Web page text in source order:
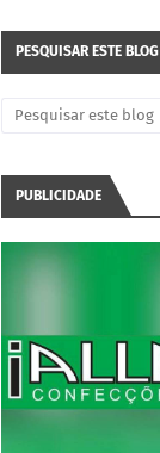
PESQUISAR ESTE BLOG
PUBLICIDADE